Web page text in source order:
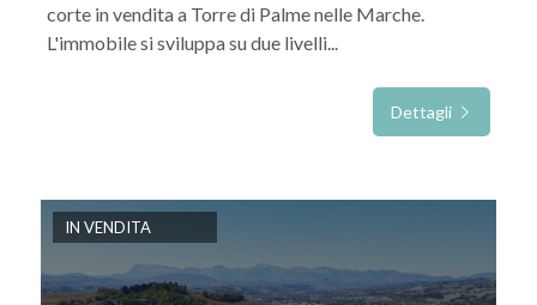
corte in vendita a Torre di Palme nelle Marche.
L'immobile si sviluppa su due livelli...
Dettagli
IN VENDITA